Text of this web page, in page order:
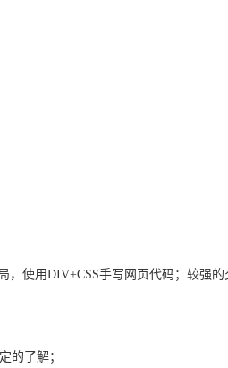
，使用DIV+CSS手写网页代码；较强
的了解；